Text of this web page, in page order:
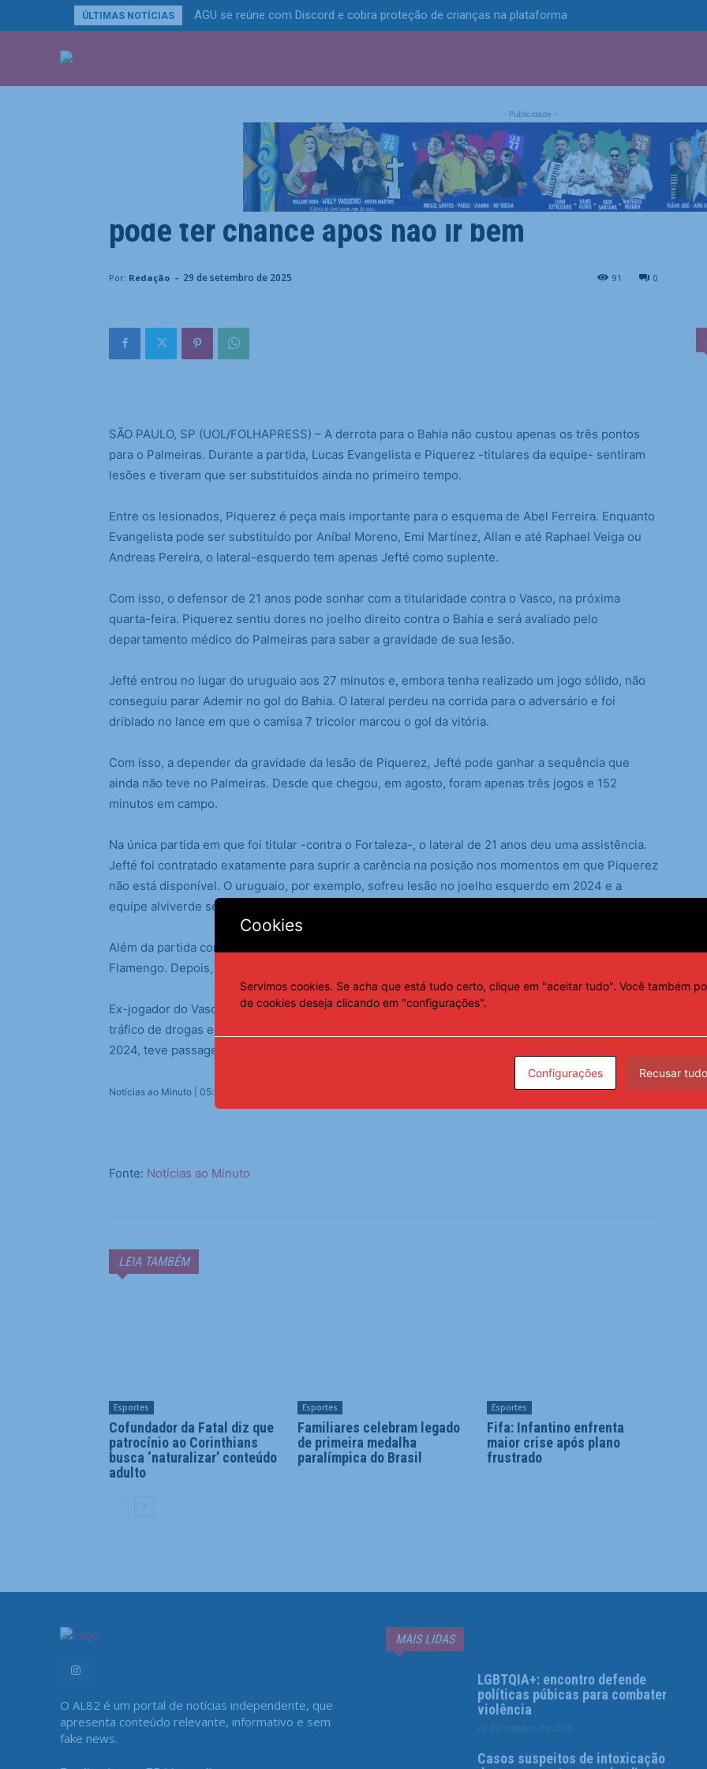
ÚLTIMAS NOTÍCIAS AGU se reúne com Discord e cobra proteção de crianças na plataforma
- Publicidade -
Com lesão de titular, reforço do Palmeiras
pode ter chance após não ir bem
Por: Redação - 29 de setembro de 2025 0
91
SÃO PAULO, SP (UOL/FOLHAPRESS) – A derrota para o Bahia não custou apenas os três pontos
para o Palmeiras. Durante a partida, Lucas Evangelista e Piquerez -titulares da equipe- sentiram
lesões e tiveram que ser substituídos ainda no primeiro tempo.
Entre os lesionados, Piquerez é peça mais importante para o esquema de Abel Ferreira. Enquanto
Evangelista pode ser substituído por Aníbal Moreno, Emi Martínez, Allan e até Raphael Veiga ou
Andreas Pereira, o lateral-esquerdo tem apenas Jefté como suplente.
Com isso, o defensor de 21 anos pode sonhar com a titularidade contra o Vasco, na próxima
quarta-feira. Piquerez sentiu dores no joelho direito contra o Bahia e será avaliado pelo
departamento médico do Palmeiras para saber a gravidade de sua lesão.
Jefté entrou no lugar do uruguaio aos 27 minutos e, embora tenha realizado um jogo sólido, não
conseguiu parar Ademir no gol do Bahia. O lateral perdeu na corrida para o adversário e foi
driblado no lance em que o camisa 7 tricolor marcou o gol da vitória.
Com isso, a depender da gravidade da lesão de Piquerez, Jefté pode ganhar a sequência que
ainda não teve no Palmeiras. Desde que chegou, em agosto, foram apenas três jogos e 152
minutos em campo.
Na única partida em que foi titular -contra o Fortaleza-, o lateral de 21 anos deu uma assistência.
Jefté foi contratado exatamente para suprir a carência na posição nos momentos em que Piquerez
não está disponível. O uruguaio, por exemplo, sofreu lesão no joelho esquerdo em 2024 e a
equipe alviverde sentiu sua ausência.
Além da partida contra o Vasco, o Verdão terá pela frente São Paulo, Juventude, Bragantino e
Flamengo. Depois, passa a focar na semifinal da Libertadores, contra a LDU.
Ex-jogador do Vasco e campeão carioca em 2015, Yago Moreira, 31, foi preso em flagrante por
tráfico de drogas em Cachoeiro de Itapemirim (ES). O ex-atacante, que já havia sido detido em
2024, teve passagem por clubes no Brasil, EUA, Coreia do Sul e Kuwait
Notícias ao Minuto | 05:20 – 29/09/2025
Fonte: Notícias ao Minuto
LEIA TAMBÉM
Esportes
Cofundador da Fatal diz que
patrocínio ao Corinthians
busca ‘naturalizar’ conteúdo
adulto
Esportes
Familiares celebram legado
de primeira medalha
paralímpica do Brasil
Esportes
Fifa: Infantino enfrenta
maior crise após plano
frustrado
O AL82 é um portal de notícias independente, que
apresenta conteúdo relevante, informativo e sem
fake news.
MAIS LIDAS
LGBTQIA+: encontro defende
políticas púbicas para combater
violência
22 de outubro de 2025
Casos suspeitos de intoxicação
Cookies
Servimos cookies. Se acha que está tudo certo, clique em "aceitar tudo". Você também
de cookies deseja clicando em "configurações".
Configurações Recusar tudo